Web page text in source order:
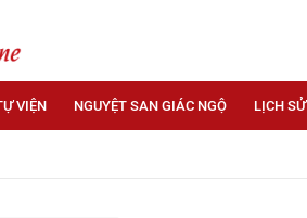
VIỆN NGUYỆT SAN GIÁC NGỘ LỊCH SỬ